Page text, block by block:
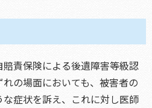
責保険による後遺障害等級認
の場面においても、被害者の
症状を訴え、これに対し医師